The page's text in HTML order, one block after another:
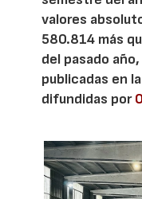
valores
580.814 más
del pasado
publicadas en
difundidas por